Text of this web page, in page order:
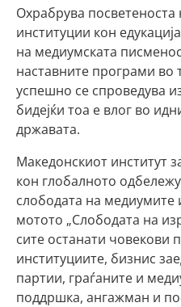
Охрабрува
институции кон
на медиумската
наставните програми во
успешно се спроведува
бидејќи тоа е влог во
државата.
Македонскиот институт
кон глобалното
слободата на
мотото „Слободата на
сите останати човекови
институциите, бизнис
партии, граѓаните и
поддршка, ангажман и